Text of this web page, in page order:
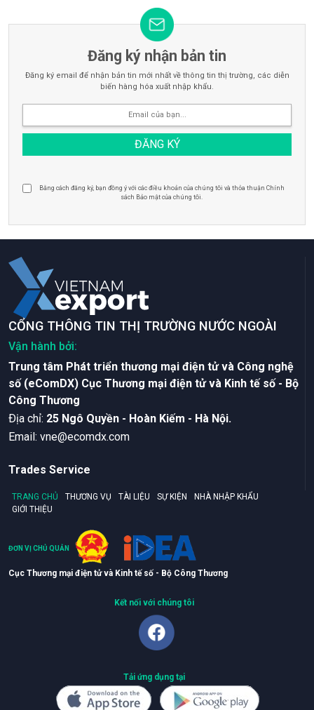
Đăng ký nhận bản tin
Đăng ký email để nhận bản tin mới nhất về thông tin thị trường, các diễn
biến hàng hóa xuất nhập khẩu.
Bằng cách đăng ký, bạn đồng ý với các điều khoản của chúng tôi và thỏa thuận Chính
sách Bảo mật của chúng tôi.
CỔNG THÔNG TIN THỊ TRƯỜNG NƯỚC NGOÀI
Vận hành bởi:
Trung tâm Phát triển thương mại điện tử và Công nghệ
số (eComDX) Cục Thương mại điện tử và Kinh tế số - Bộ
Công Thương
Ðịa chỉ: 25 Ngô Quyền - Hoàn Kiếm - Hà Nội.
Email: vne@ecomdx.com
Trades Service
TRANG CHỦ THƯƠNG VỤ TÀI LIỆU SỰ KIỆN
NHÀ NHẬP KHẨU
GIỚI THIỆU
ĐƠN VỊ CHỦ QUẢN
Cục Thương mại điện tử và Kinh tế số - Bộ Công Thương
Kết nối với chúng tôi
Tải ứng dụng tại